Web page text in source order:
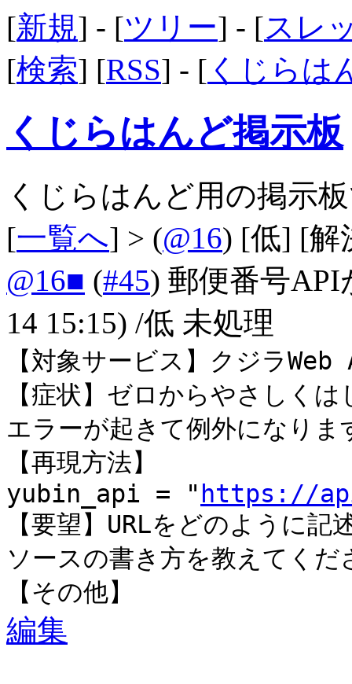
[新規] - [ツリー] - [スレ
[検索] [RSS] - [ くじらは
くじらはんど掲示板
くじらはんど用の掲示
[一覧へ] > (@16) [低] [解
@16■ (#45) 郵便番号API
14 15:15) /低 未処理
【対象サービス】クジラ
【症状】ゼロからやさしく
エラーが起きて例外になりま
【再現方法】
yubin_api = " https://
【要望】URLをどのように
ソースの書き方を教えてくだ
【その他】
編集